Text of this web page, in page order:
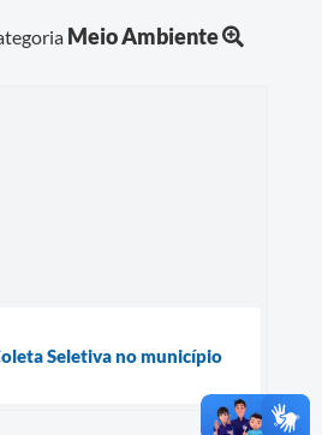
Meio Ambiente
Seletiva no município